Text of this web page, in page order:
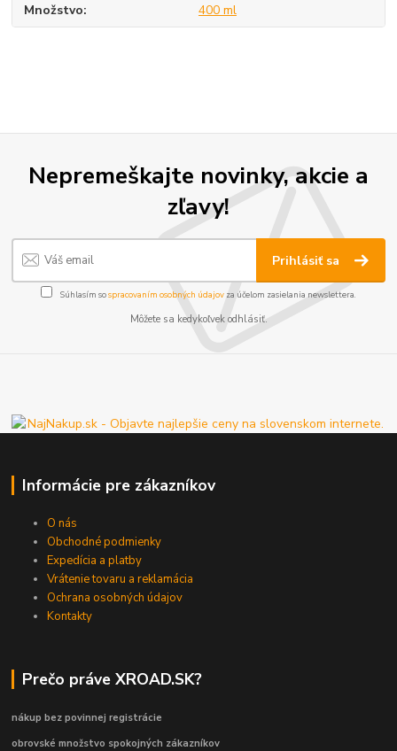
Množstvo 400 ml
Nepremeškajte novinky, akcie a
zľavy!
Prihlásiť sa
Súhlasím sospracovaním osobných údajov za účelom zasielania newslettera.
Môžete sa kedykoľvek odhlásiť.
Informácie pre zákazníkov
O nás
Obchodné podmienky
Expedícia a platby
Vrátenie tovaru a reklamácia
Ochrana osobných údajov
Kontakty
Prečo práve XROAD.SK?
nákup bez povinnej registrácie
obrovské množstvo spokojných zákazníkov